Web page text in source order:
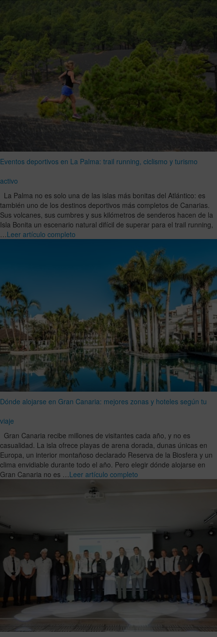
Eventos deportivos en La Palma: trail running, ciclismo y turismo
activo
La Palma no es solo una de las islas más bonitas del Atlántico: es
también uno de los destinos deportivos más completos de Canarias.
Sus volcanes, sus cumbres y sus kilómetros de senderos hacen de la
Isla Bonita un escenario natural difícil de superar para el trail running,
…Leer artículo completo
Dónde alojarse en Gran Canaria: mejores zonas y hoteles según tu
viaje
Gran Canaria recibe millones de visitantes cada año, y no es
casualidad. La isla ofrece playas de arena dorada, dunas únicas en
Europa, un interior montañoso declarado Reserva de la Biosfera y un
clima envidiable durante todo el año. Pero elegir dónde alojarse en
Gran Canaria no es …Leer artículo completo